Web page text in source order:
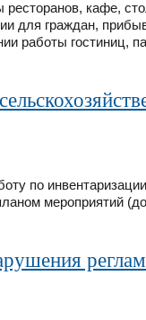
кафе,
для граждан,
работы гостиниц,
по
мероприятий